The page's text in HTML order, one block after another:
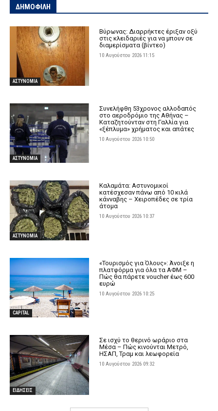
ΔΗΜΟΦΙΛΗ
ΑΣΤΥΝΟΜΙΑ
Βύρωνας: Διαρρήκτες έριξαν οξύ
στις κλειδαριές για να μπουν σε
διαμερίσματα (βίντεο)
10 Αυγούστου 2026 11:15
ΑΣΤΥΝΟΜΙΑ
Συνελήφθη 53χρονος αλλοδαπός
στο αεροδρόμιο της Αθήνας –
Καταζητούνταν στη Γαλλία για
«ξέπλυμα» χρήματος και απάτες
10 Αυγούστου 2026 10:50
ΑΣΤΥΝΟΜΙΑ
Καλαμάτα: Αστυνομικοί
κατέσχεσαν πάνω από 10 κιλά
κάνναβης – Χειροπέδες σε τρία
άτομα
10 Αυγούστου 2026 10:37
CAPITAL
«Τουρισμός για Όλους»: Άνοιξε η
πλατφόρμα για όλα τα ΑΦΜ –
Πώς θα πάρετε voucher έως 600
ευρώ
10 Αυγούστου 2026 10:25
ΕΙΔΗΣΕΙΣ
Σε ισχύ το θερινό ωράριο στα
Μέσα – Πώς κινούνται Μετρό,
ΗΣΑΠ, Τραμ και λεωφορεία
10 Αυγούστου 2026 09:32